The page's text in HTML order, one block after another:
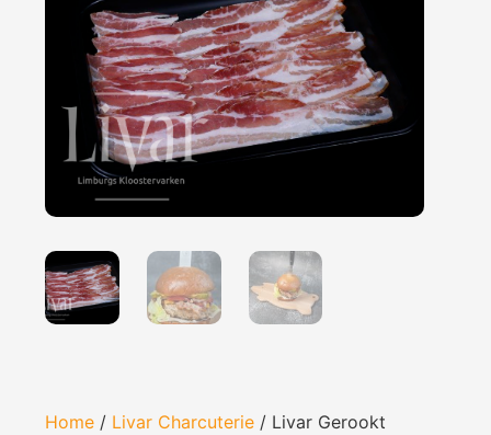
Home / Livar Charcuterie / Livar Gerookt